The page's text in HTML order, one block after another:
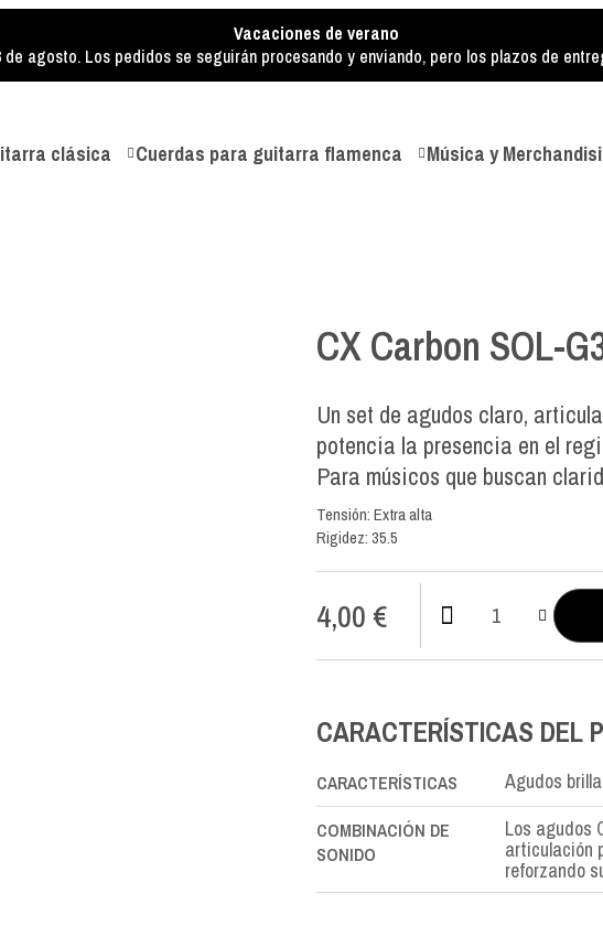
Vacaciones de verano
de agosto. Los pedidos se seguirán procesando y enviando, pero los plazos de
clásica Cuerdas para guitarra flamenca Música y
CX Carbon SOL-
Un set de agudos claro,
potencia la presencia en el
Para músicos que buscan
Tensión: Extra alta
Rigidez: 35.5
4,00 €
CX
cantidad
CARACTERÍSTICAS DEL
CARACTERÍSTICAS Agudos
COMBINACIÓN DE
SONIDO
Los agudos
articulación
reforzando